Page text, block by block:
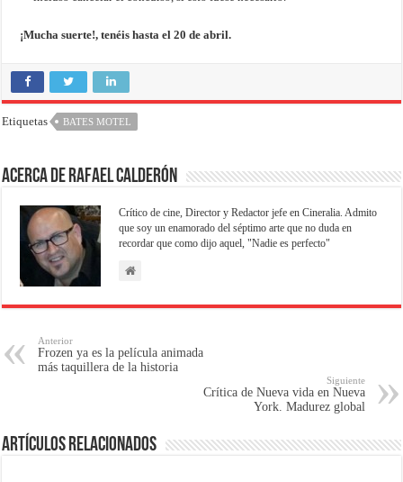
¡Mucha suerte!, tenéis hasta el 20 de abril.
Etiquetas BATES MOTEL
Acerca de Rafael Calderón
Crítico de cine, Director y Redactor jefe en Cineralia. Admito
que soy un enamorado del séptimo arte que no duda en
recordar que como dijo aquel, "Nadie es perfecto"
Anterior
Frozen ya es la película animada
más taquillera de la historia
Siguiente
Crítica de Nueva vida en Nueva
York. Madurez global
Artículos relacionados